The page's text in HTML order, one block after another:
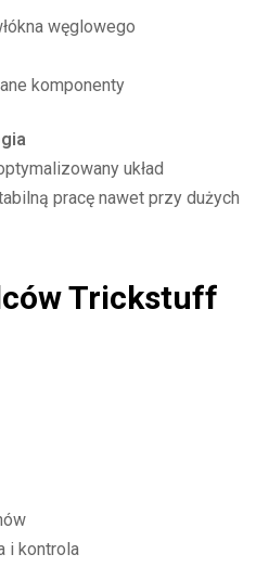
węglowego
komponenty
układ
pracę nawet przy dużych
Trickstuff
i kontrola